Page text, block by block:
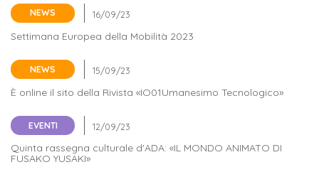
Richiedi
Iscriviti
Newsletter
NEWS
Settimana Europea della Mobilità 2023
NEWS
È online il sito della Rivista «IO01Umanesimo Tecnologico»
EVENTI
Quinta rassegna culturale d'ADA: «IL MONDO ANIMATO DI
FUSAKO YUSAKI»